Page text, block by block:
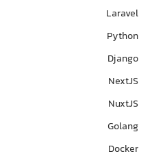
Laravel
Python
Django
NextJS
NuxtJS
Golang
Docker